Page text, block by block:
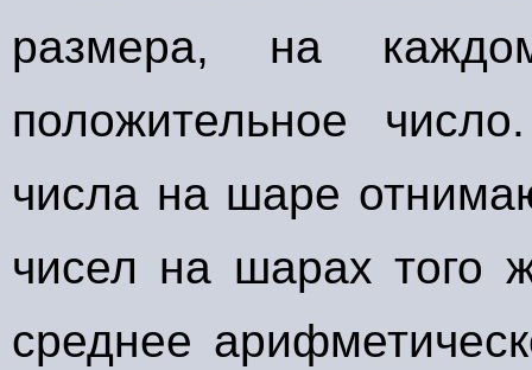
размера, на
положительное
числа на шаре
чисел на шарах того
среднее